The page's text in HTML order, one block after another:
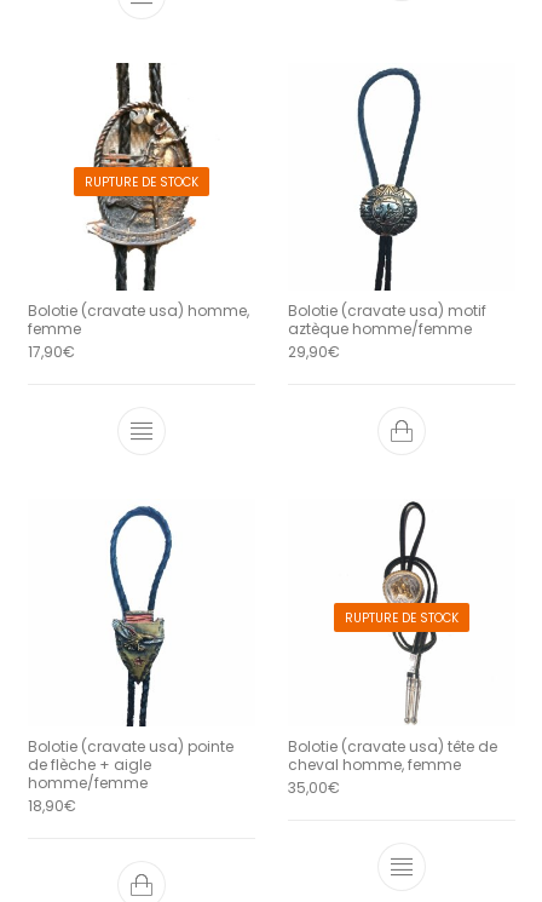
RUPTURE DE STOCK
Bolotie (cravate usa) homme,
femme
17,90€
Bolotie (cravate usa) motif
aztèque homme/femme
29,90€
Bolotie (cravate usa) pointe
de flèche + aigle
homme/femme
18,90€
RUPTURE DE STOCK
Bolotie (cravate usa) tête de
cheval homme, femme
35,00€